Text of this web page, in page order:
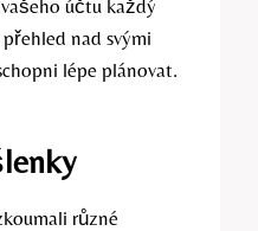
účtu každý
nad svými
lépe plánovat.
různé